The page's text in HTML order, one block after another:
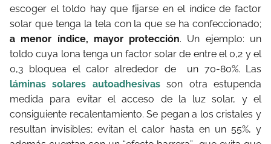
escoger el toldo hay que fijarse en el índice de factor
solar que tenga la tela con la que se ha confeccionado;
a menor índice, mayor protección. Un ejemplo: un
toldo cuya lona tenga un factor solar de entre el 0,2 y el
0,3 bloquea el calor alrededor de un 70-80%. Las
láminas solares autoadhesivasson otra estupenda
medida para evitar el acceso de la luz solar, y el
consiguiente recalentamiento. Se pegan a los cristales y
resultan invisibles; evitan el calor hasta en un 55%, y